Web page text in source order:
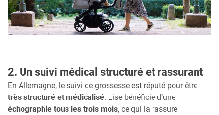
2. Un suivi médical structuré et rassurant
En Allemagne, le suivi de grossesse est réputé pour être
très structuré et médicalisé. Lise bénéficie d’une
échographie tous les trois mois, ce qui la rassure